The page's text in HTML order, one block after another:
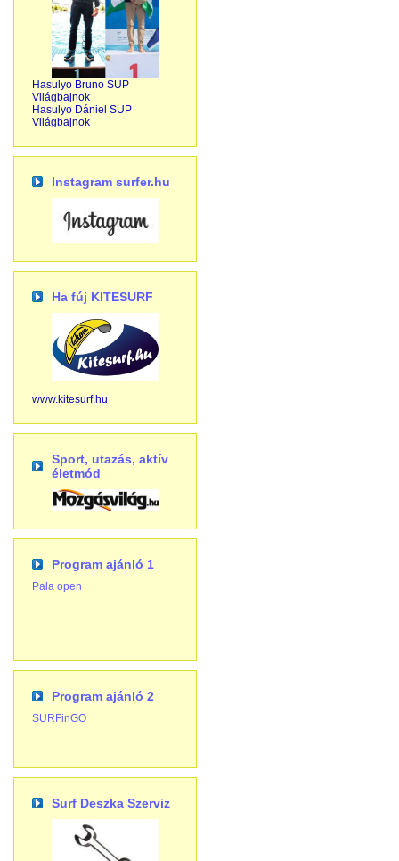
Hasulyo Bruno SUP
Világbajnok
Hasulyo Dániel SUP
Világbajnok
Instagram surfer.hu
Ha fúj KITESURF
www.kitesurf.hu
Sport, utazás, aktív
életmód
Program ajánló 1
Pala open
.
Program ajánló 2
SURFinGO
Surf Deszka Szerviz